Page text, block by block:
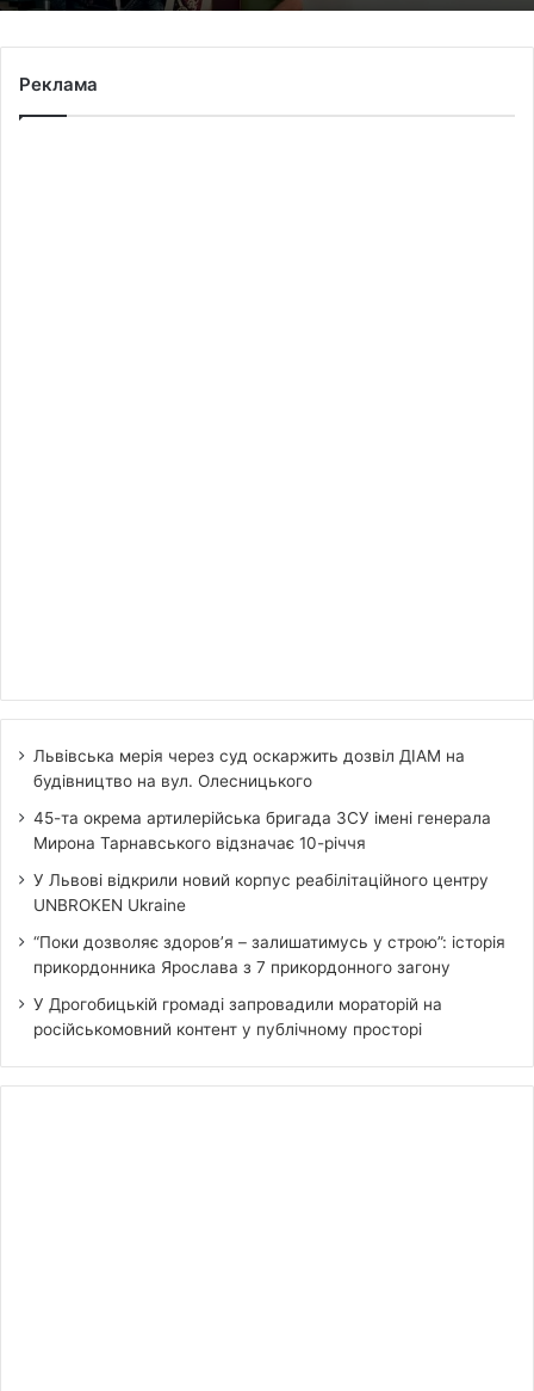
Реклама
Львівська мерія через суд оскаржить дозвіл ДІАМ на
будівництво на вул. Олесницького
45-та окрема артилерійська бригада ЗСУ імені генерала
Мирона Тарнавського відзначає 10-річчя
У Львові відкрили новий корпус реабілітаційного центру
UNBROKEN Ukraine
“Поки дозволяє здоров’я – залишатимусь у строю”: історія
прикордонника Ярослава з 7 прикордонного загону
У Дрогобицькій громаді запровадили мораторій на
російськомовний контент у публічному просторі